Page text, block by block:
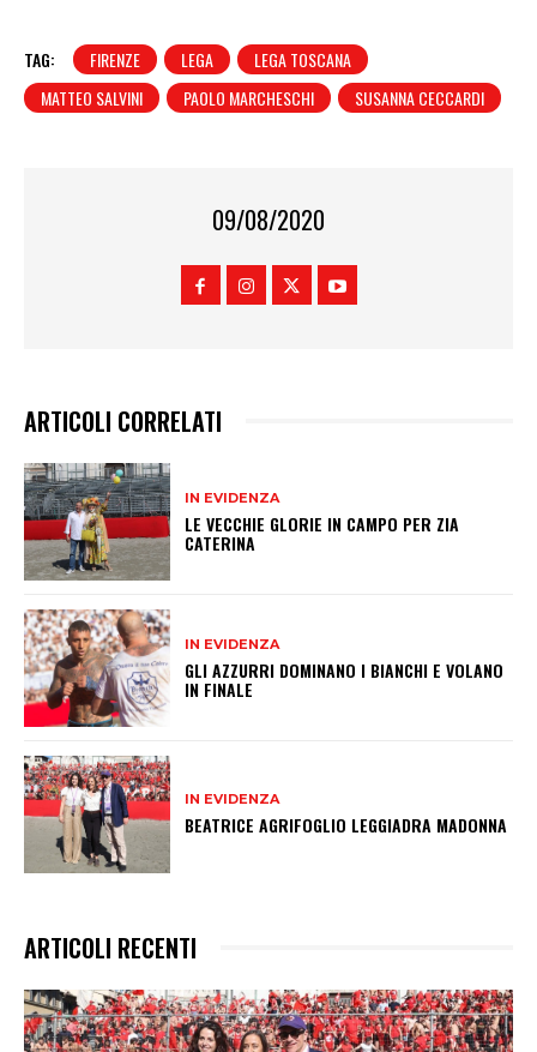
TAG: FIRENZE LEGA
LEGA TOSCANA
MATTEO SALVINI
PAOLO MARCHESCHI SUSANNA CECCARDI
09/08/2020
ARTICOLI CORRELATI
IN EVIDENZA
LE VECCHIE GLORIE IN CAMPO PER ZIA
CATERINA
IN EVIDENZA
GLI AZZURRI DOMINANO I BIANCHI E VOLANO
IN FINALE
IN EVIDENZA
BEATRICE AGRIFOGLIO LEGGIADRA MADONNA
ARTICOLI RECENTI